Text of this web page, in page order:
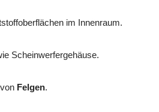
im Innenraum.
Scheinwerfergehäuse.
Felgen.